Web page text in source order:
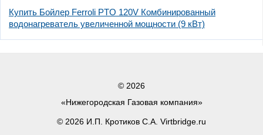
Купить Бойлер Ferroli PTO 120V Комбинированный
водонагреватель увеличенной мощности (9 кВт)
© 2026
«Нижегородская Газовая компания»
© 2026 И.П. Кротиков С.А. Virtbridge.ru